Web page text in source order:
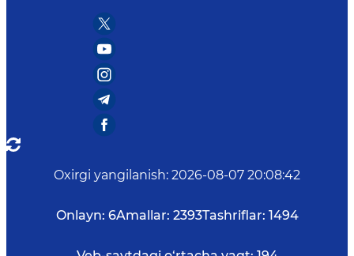
Oxirgi yangilanish: 2026-08-07 20:08:42
Onlayn: 6Amallar: 2393Tashriflar: 1494